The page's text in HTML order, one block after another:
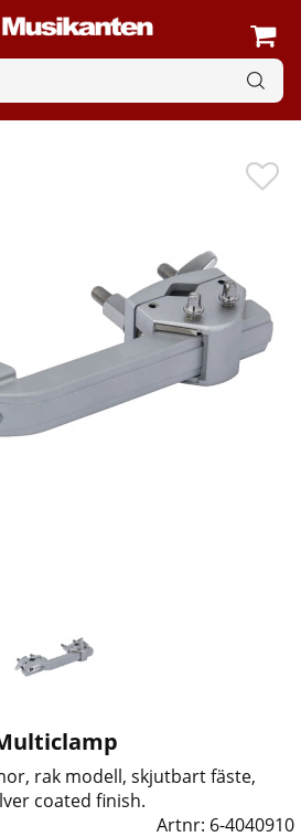
rak modell, skjutbart fäste,
coated finish.
Artnr: 6-4040910